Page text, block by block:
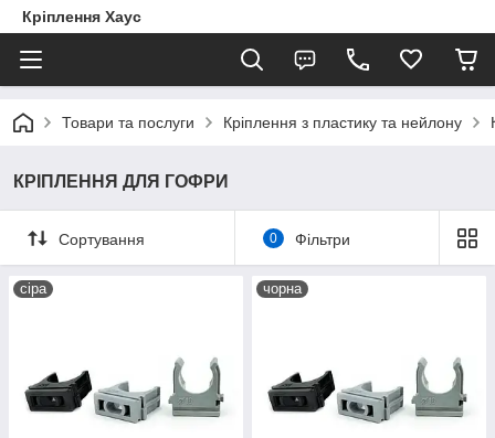
Кріплення Хаус
Товари та послуги Кріплення з пластику та нейлону
КРІПЛЕННЯ ДЛЯ ГОФРИ
Сортування 0 Фільтри
сіра чорна